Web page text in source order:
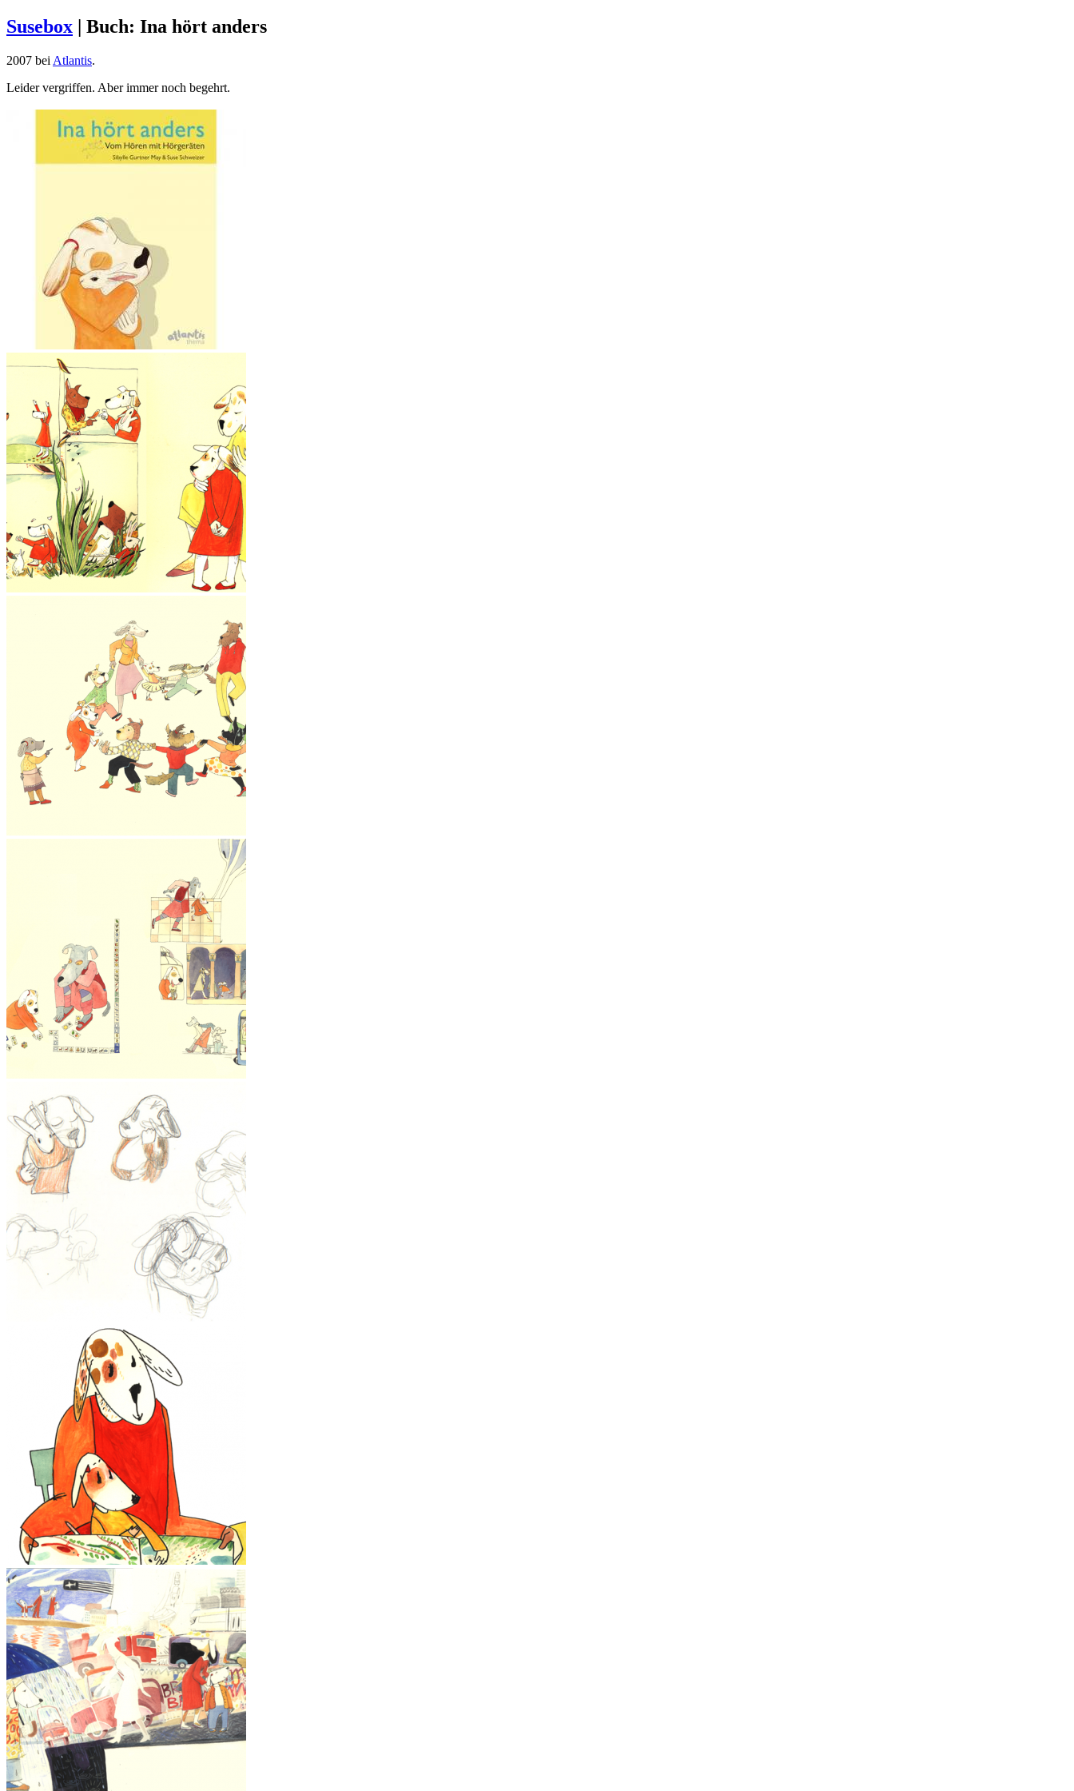
Susebox | Buch: Ina hört anders
2007 bei Atlantis.
Leider vergriffen. Aber immer noch begehrt.